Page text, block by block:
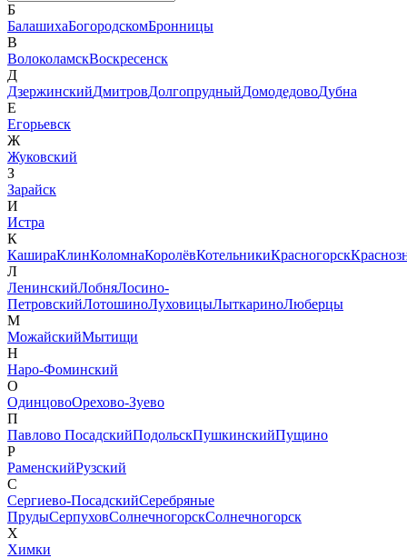
Б
БалашихаБогородскомБронницы
В
ВолоколамскВоскресенск
Д
ДзержинскийДмитровДолгопрудныйДомодедовоДубна
Е
Егорьевск
Ж
Жуковский
З
Зарайск
И
Истра
К
КашираКлинКоломнаКоролёвКотельникиКрасногорск
Л
ЛенинскийЛобняЛосино-
ПетровскийЛотошиноЛуховицыЛыткариноЛюберцы
М
МожайскийМытищи
Н
Наро-Фоминский
О
ОдинцовоОрехово-Зуево
П
Павлово ПосадскийПодольскПушкинскийПущино
Р
РаменскийРузский
С
Сергиево-ПосадскийСеребряные
ПрудыСерпуховСолнечногорскСолнечногорск
Х
Химки